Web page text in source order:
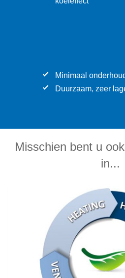
Minimaal
Duurzaam, zeer
Misschien bent u
in...